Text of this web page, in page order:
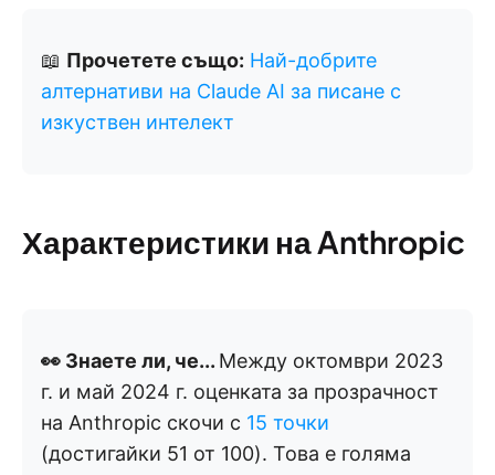
📖 Прочетете също: Най-добрите
алтернативи на Claude AI за писане с
изкуствен интелект
Характеристики на Anthropic
👀 Знаете ли, че... Между октомври 2023
г. и май 2024 г. оценката за прозрачност
на Anthropic скочи с 15 точки
(достигайки 51 от 100). Това е голяма